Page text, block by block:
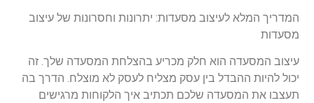
המדריך המלא לעיצוב מסעדות: יתרונות וחסרונות של עיצוב
מסעדות
עיצוב המסעדה הוא חלק מכריע בהצלחת המסעדה שלך. זה
יכול להיות ההבדל בין עסק מצליח לעסק לא מוצלח. הדרך בה
תעצבו את המסעדה שלכם תכתיב איך הלקוחות מרגישים